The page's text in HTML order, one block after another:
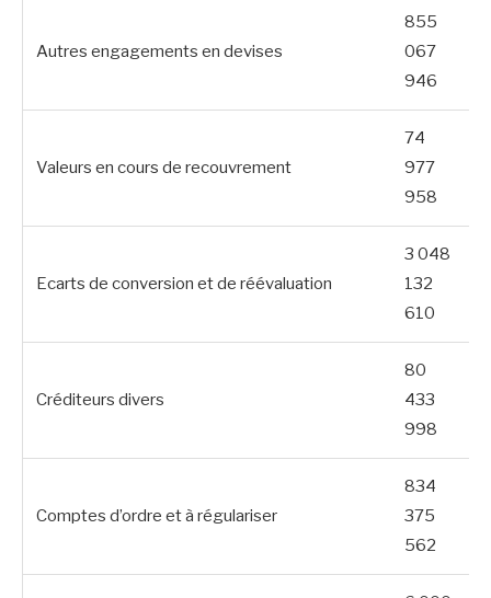
Autres engagements en devises
855
067
946
Valeurs en cours de recouvrement
74
977
958
Ecarts de conversion et de réévaluation
3 048
132
610
Créditeurs divers
80
433
998
Comptes d’ordre et à régulariser
834
375
562